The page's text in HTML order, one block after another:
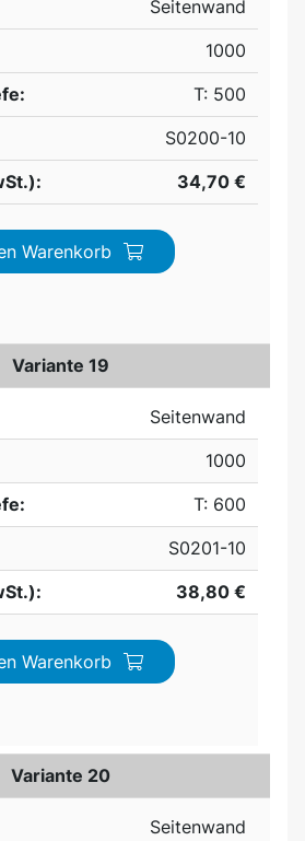
Seitenwand
1000
T: 500
S0200-10
34,70 €
Warenkorb
Variante 19
Seitenwand
1000
T: 600
S0201-10
38,80 €
Warenkorb
Variante 20
Seitenwand